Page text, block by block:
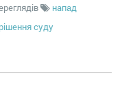
напад
рішення суду